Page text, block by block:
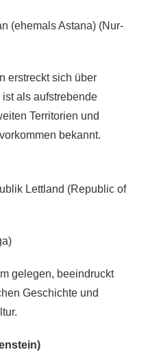
(ehemals Astana) (Nur-
erstreckt sich über
als aufstrebende
Territorien und
bekannt.
Lettland (Republic of
gelegen, beeindruckt
Geschichte und